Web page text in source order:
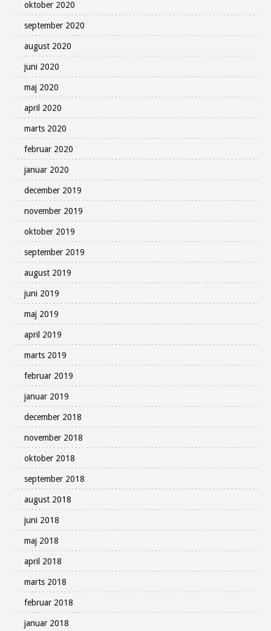
oktober 2020
september 2020
august 2020
juni 2020
maj 2020
april 2020
marts 2020
februar 2020
januar 2020
december 2019
november 2019
oktober 2019
september 2019
august 2019
juni 2019
maj 2019
april 2019
marts 2019
februar 2019
januar 2019
december 2018
november 2018
oktober 2018
september 2018
august 2018
juni 2018
maj 2018
april 2018
marts 2018
februar 2018
januar 2018